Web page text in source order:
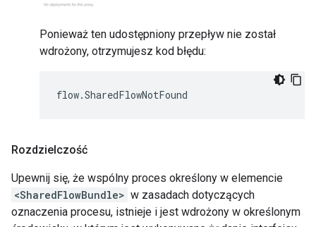
Ponieważ ten udostępniony przepływ nie został
wdrożony, otrzymujesz kod błędu:
Rozdzielczość
Upewnij się, że wspólny proces określony w elemencie
<SharedFlowBundle> w zasadach dotyczących
oznaczenia procesu, istnieje i jest wdrożony w określonym